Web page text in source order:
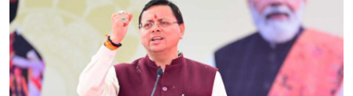
चमोली
देहरादून
नैनीताल